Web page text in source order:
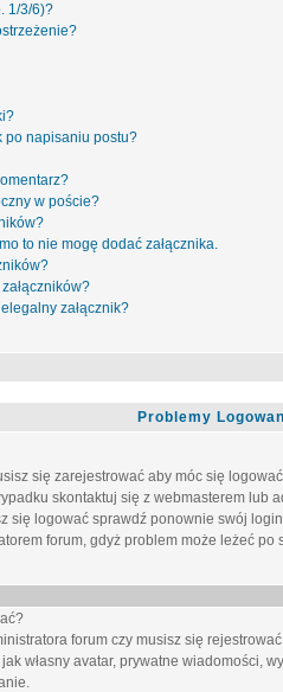
1/3/6)?
po napisaniu postu?
w poście?
to nie mogę dodać załącznika.
załącznik?
Problemy
się zarejestrować aby móc się
skontaktuj się z webmasterem lub
się logować sprawdź ponownie swój
forum, gdyż problem może leżeć po
forum czy musisz się
własny avatar, prywatne wiadomości,